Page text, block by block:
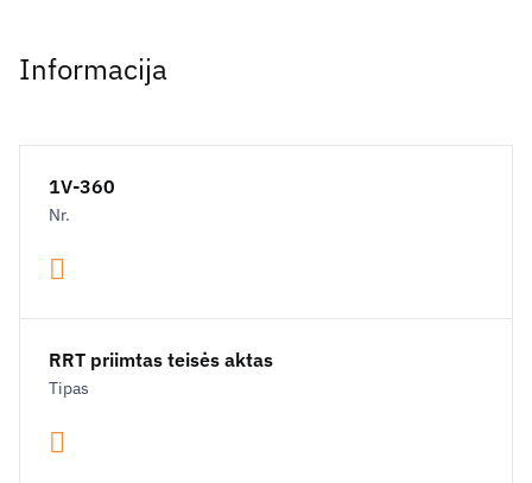
Informacija
1V-360
Nr.
RRT priimtas teisės aktas
Tipas